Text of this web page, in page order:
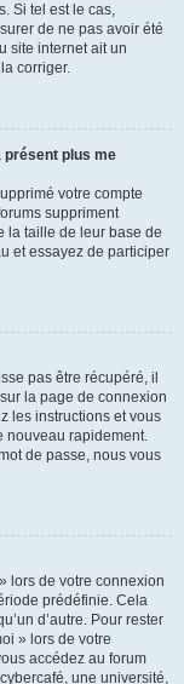
Si tel est le cas,
de ne pas avoir été
site internet ait un
corriger.
présent plus me
votre compte
suppriment
la taille de leur base de
et essayez de participer
pas être récupéré, il
la page de connexion
les instructions et vous
nouveau rapidement.
de passe, nous vous
lors de votre connexion
prédéfinie. Cela
d’autre. Pour rester
» lors de votre
accédez au forum
une université,